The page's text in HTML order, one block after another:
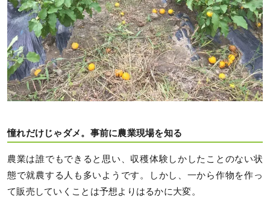
憧れだけじゃダメ。事前に農業現場を知る
農業は誰でもできると思い、収穫体験しかしたことのない状
態で就農する人も多いようです。しかし、一から作物を作っ
て販売していくことは予想よりはるかに大変。